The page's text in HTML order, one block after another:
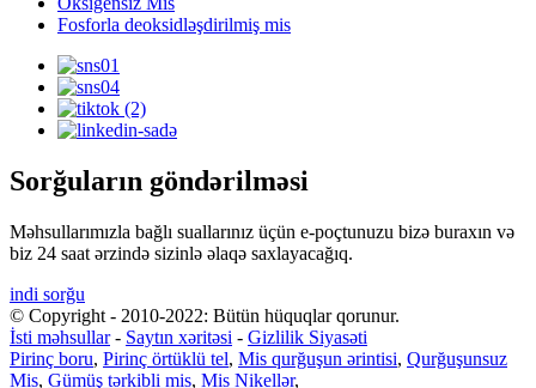
Fosforla deoksidləşdirilmiş mis
Sorğuların göndərilməsi
Məhsullarımızla bağlı suallarınız üçün e-poçtunuzu bizə buraxın və
biz 24 saat ərzində sizinlə əlaqə saxlayacağıq.
indi sorğu
© Copyright - 2010-2022: Bütün hüquqlar qorunur.
İsti məhsullar- Saytın xəritəsi - Gizlilik Siyasəti
Pirinç boru, Pirinç örtüklü tel, Mis qurğuşun ərintisi, Qurğuşunsuz
Mis, Gümüş tərkibli mis, Mis Nikellər,